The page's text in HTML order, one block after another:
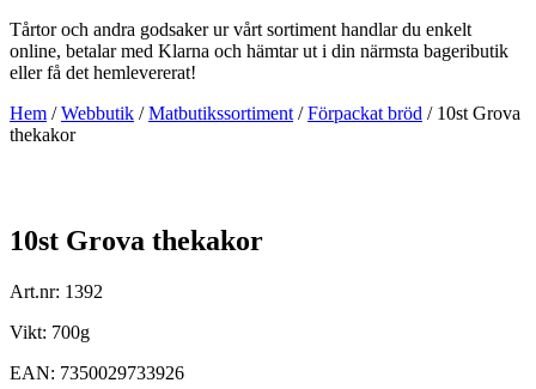
Tårtor och andra godsaker ur vårt sortiment handlar du enkelt
online, betalar med Klarna och hämtar ut i din närmsta bageributik
eller få det hemlevererat!
Hem /Webbutik /Matbutikssortiment /Förpackat bröd / 10st Grova
thekakor
10st Grova thekakor
Art.nr: 1392
Vikt: 700g
EAN: 7350029733926